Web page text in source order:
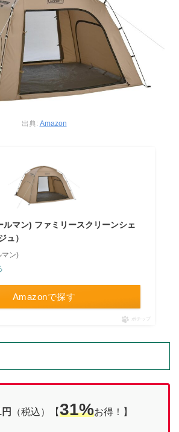
出典: Amazon
マン) ファミリースクリーンシェ
ュ）
マン)
Amazonで探す
ポチップ
（税込）【31%お得！】